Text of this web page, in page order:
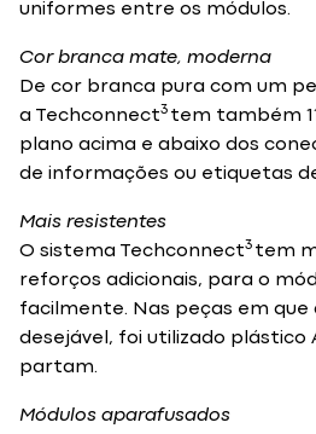
uniformes entre os módulos.
Cor branca mate, moderna
De cor branca pura com um
a Techconnect3 tem também
plano acima e abaixo dos
de informações ou etiquetas
Mais resistentes
O sistema Techconnect3 tem
reforços adicionais, para o
facilmente. Nas peças em que
desejável, foi utilizado plástico
partam.
Módulos aparafusados